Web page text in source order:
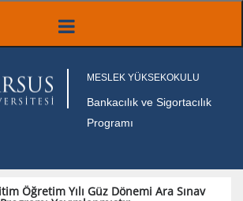
MESLEK YÜKSEKOKULU
Bankacılık ve Sigortacılık
Programı
Öğretim Yılı Güz Dönemi Ara Sınav